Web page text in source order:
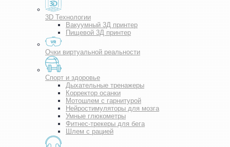
3D Технологии
Вакуумный 3Д принтер
Пищевой 3Д принтер
Очки виртуальной реальности
Спорт и здоровье
Дыхательные тренажеры
Корректор осанки
Мотошлем с гарнитурой
Нейростимуляторы для мозга
Умные глюкометры
Фитнес-трекеры для бега
Шлем с рацией